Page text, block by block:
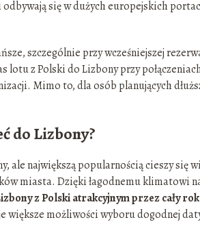
się w dużych europejskich
szczególnie przy wcześniejszej
lotu z Polski do Lizbony przy
Mimo to, dla osób planujących
do Lizbony?
ale największą popularnością cieszy się
miasta. Dzięki łagodnemu klimatowi
z Polski atrakcyjnym przez cały rok
większe możliwości wyboru dogodnej